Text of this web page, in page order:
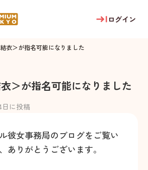
ログイン
衣＞が指名可能になりました
＞が指名可能になりました
日に投稿
彼女事務局のブログをご覧い
ありがとうございます。